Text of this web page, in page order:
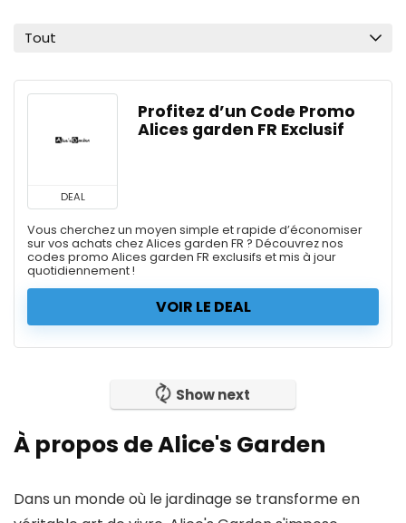
Tout
DEAL
Profitez d’un Code Promo
Alices garden FR Exclusif
Vous cherchez un moyen simple et rapide d’économiser
sur vos achats chez Alices garden FR ? Découvrez nos
codes promo Alices garden FR exclusifs et mis à jour
quotidiennement !
VOIR LE DEAL
Show next
À propos de Alice's Garden
Dans un monde où le jardinage se transforme en